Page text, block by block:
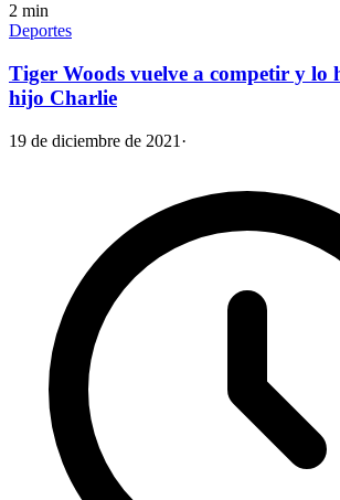
2 min
Deportes
Tiger Woods vuelve a competir y lo
hijo Charlie
19 de diciembre de 2021 ·